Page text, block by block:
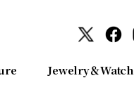
Jewelry＆Watch